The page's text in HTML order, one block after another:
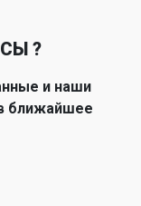
?
и наши
ближайшее